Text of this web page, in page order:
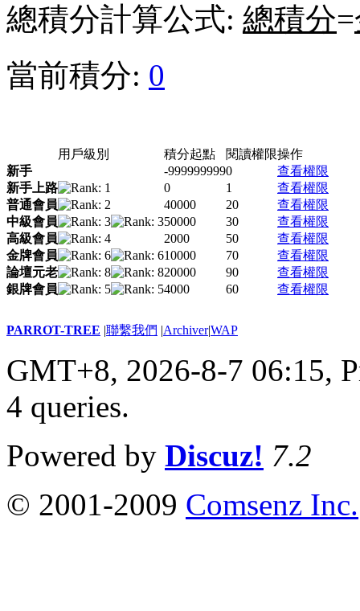
總積分計算公式: 總積分=
當前積分: 0
用戶級別 積分起點 閱讀權限操作
新手
-9999999990
查看權限
新手上路
0 1
查看權限
普通會員
40000 20
查看權限
中級會員
50000 30
查看權限
高級會員
2000 50
查看權限
金牌會員
10000 70
查看權限
論壇元老
20000 90
查看權限
銀牌會員
4000 60 查看權限
PARROT-TREE |聯繫我們 |Archiver|WAP
GMT+8, 2026-8-7 06:15,
4 queries.
Powered by Discuz! 7.2
© 2001-2009 Comsenz Inc.